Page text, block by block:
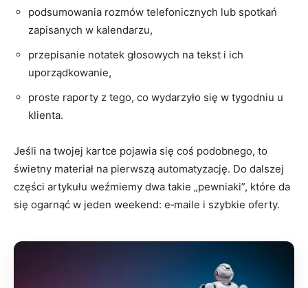
podsumowania rozmów telefonicznych lub spotkań
zapisanych w kalendarzu,
przepisanie notatek głosowych na tekst i ich
uporządkowanie,
proste raporty z tego, co wydarzyło się w tygodniu u
klienta.
Jeśli na twojej kartce pojawia się coś podobnego, to
świetny materiał na pierwszą automatyzację. Do dalszej
części artykułu weźmiemy dwa takie „pewniaki”, które da
się ogarnąć w jeden weekend: e‑maile i szybkie oferty.